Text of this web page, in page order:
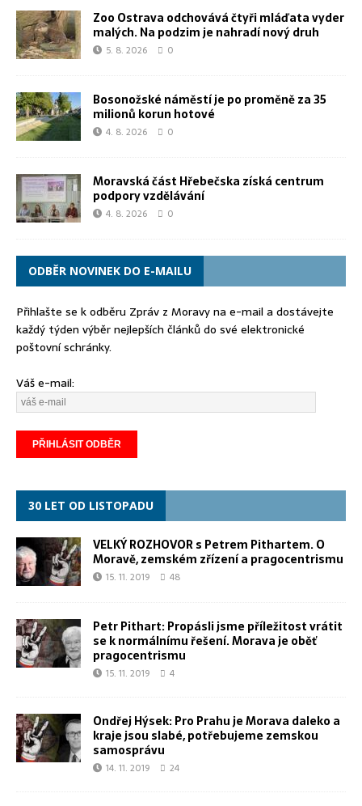
Zoo Ostrava odchovává čtyři mláďata vyder
malých. Na podzim je nahradí nový druh
5. 8. 2026 0
Bosonožské náměstí je po proměně za 35
milionů korun hotové
4. 8. 2026 0
Moravská část Hřebečska získá centrum
podpory vzdělávání
4. 8. 2026 0
ODBĚR NOVINEK DO E-MAILU
Přihlašte se k odběru Zpráv z Moravy na e-mail a dostávejte
každý týden výběr nejlepších článků do své elektronické
poštovní schránky.
Váš e-mail:
30 LET OD LISTOPADU
VELKÝ ROZHOVOR s Petrem Pithartem. O
Moravě, zemském zřízení a pragocentrismu
15. 11. 2019 48
Petr Pithart: Propásli jsme příležitost vrátit
se k normálnímu řešení. Morava je oběť
pragocentrismu
15. 11. 2019 4
Ondřej Hýsek: Pro Prahu je Morava daleko a
kraje jsou slabé, potřebujeme zemskou
samosprávu
14. 11. 2019 24